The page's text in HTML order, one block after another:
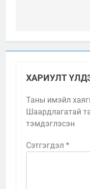
ХАРИУЛТ
Таны имэйл
Шаардлагатай
тэмдэглэсэн
Сэтгэгдэл *